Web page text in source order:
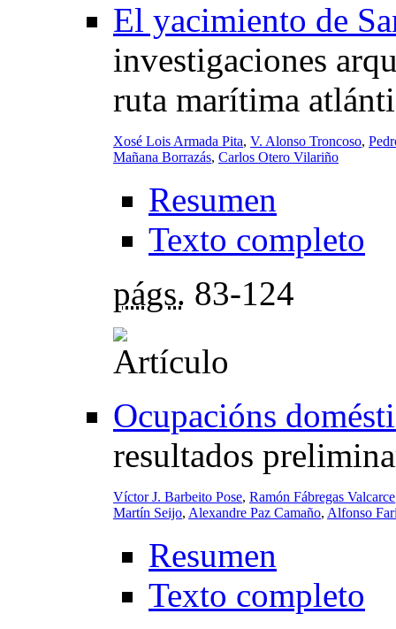
El yacimiento de
investigaciones
ruta marítima
Xosé Lois Armada Pita, V. Alonso Troncoso,
Mañana Borrazás, Carlos Otero Vilariño
Resumen
Texto completo
págs. 83-124
Ocupacións
resultados
Víctor J. Barbeito Pose, Ramón Fábregas Valcarce
Martín Seijo, Alexandre Paz Camaño, Alfonso
Resumen
Texto completo